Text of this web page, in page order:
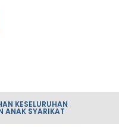
KESELURUHAN
ANAK SYARIKAT